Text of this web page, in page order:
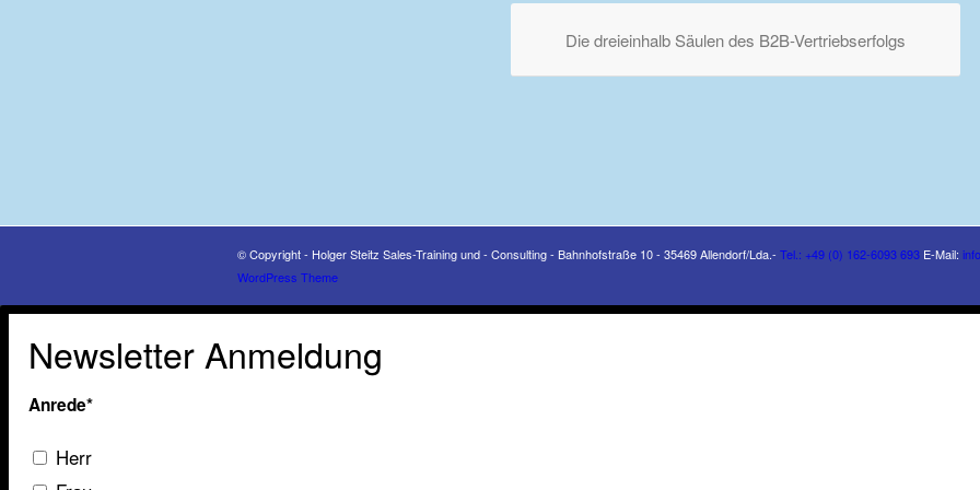
Die dreieinhalb Säulen des B2B-Vertriebserfolgs
© Copyright - Holger Steitz Sales-Training und - Consulting - Bahnhofstraße 10 - 35469 Allendorf/Lda.- Tel.: +49 (0) 162-6093 693 E-Mail:
WordPress Theme
Newsletter Anmeldung
Anrede*
Herr